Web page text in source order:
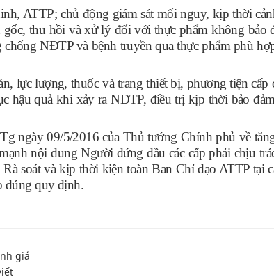
ATTP; chủ động giám sát mối nguy, kịp thời
thu hồi và xử lý đối với thực phẩm không bảo
chốngNĐTPvà bệnh truyền qua thực phẩm phù
lực lượng, thuốc và trang thiết bị, phương tiện cấp
hậu quả khi xảy ra NĐTP, điều trị kịp thời bảo
ngày 09/5/2016 của Thủ tướng Chính phủ về
nội dung Người đứng đầu các cấp phải chịu
soát và kịp thời kiện toàn Ban Chỉ đạo ATTP tại
đúng quy định.
giá